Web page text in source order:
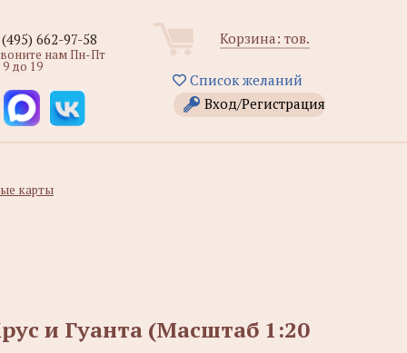
Корзина: тов.
Список желаний
Вход/Регистрация
662-97-58
нам Пн-Пт
9 до 19
карты
и Гуанта (Масштаб 1:20